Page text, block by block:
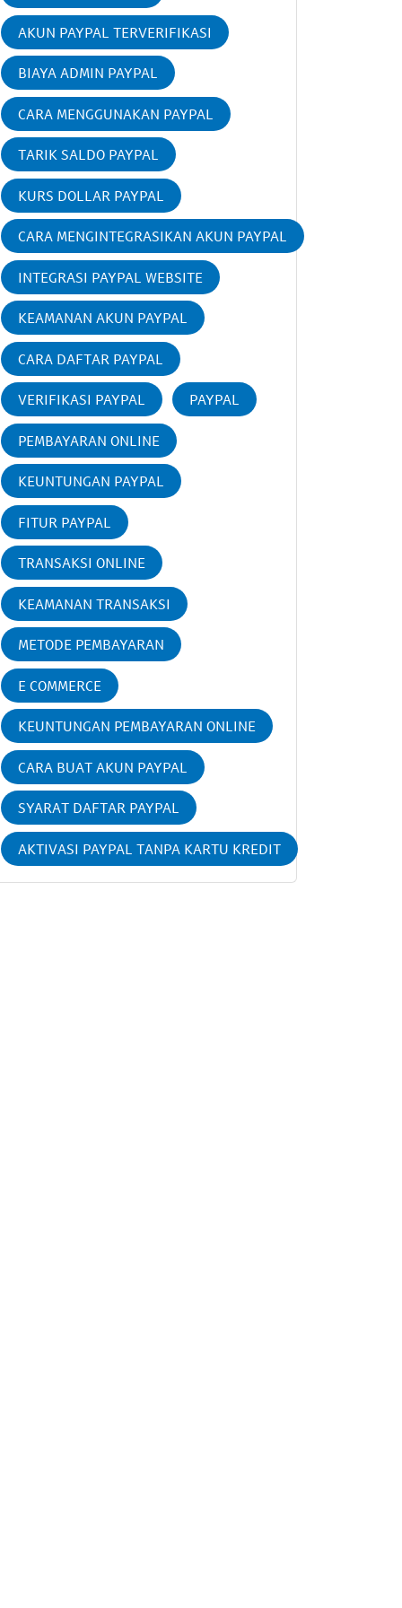
AKUN PAYPAL TERVERIFIKASI
BIAYA ADMIN PAYPAL
CARA MENGGUNAKAN PAYPAL
TARIK SALDO PAYPAL
KURS DOLLAR PAYPAL
CARA MENGINTEGRASIKAN AKUN PAYPAL
INTEGRASI PAYPAL WEBSITE
KEAMANAN AKUN PAYPAL
CARA DAFTAR PAYPAL
VERIFIKASI PAYPAL PAYPAL
PEMBAYARAN ONLINE
KEUNTUNGAN PAYPAL
FITUR PAYPAL
TRANSAKSI ONLINE
KEAMANAN TRANSAKSI
METODE PEMBAYARAN
E COMMERCE
KEUNTUNGAN PEMBAYARAN ONLINE
CARA BUAT AKUN PAYPAL
SYARAT DAFTAR PAYPAL
AKTIVASI PAYPAL TANPA KARTU KREDIT